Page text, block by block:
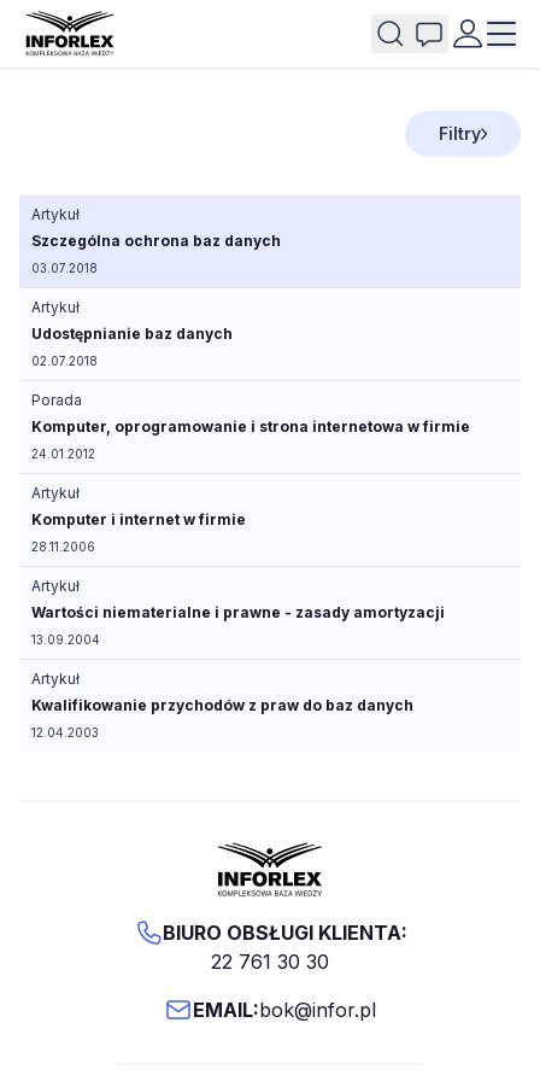
Filtry
Artykuł
Szczególna ochrona baz danych
03.07.2018
Artykuł
Udostępnianie baz danych
02.07.2018
Porada
Komputer, oprogramowanie i strona internetowa w firmie
24.01.2012
Artykuł
Komputer i internet w firmie
28.11.2006
Artykuł
Wartości niematerialne i prawne - zasady amortyzacji
13.09.2004
Artykuł
Kwalifikowanie przychodów z praw do baz danych
12.04.2003
BIURO OBSŁUGI KLIENTA:
22 761 30 30
EMAIL:bok@infor.pl